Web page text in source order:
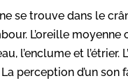
se trouve dans le
L’oreille
l’enclume et
perception d’un